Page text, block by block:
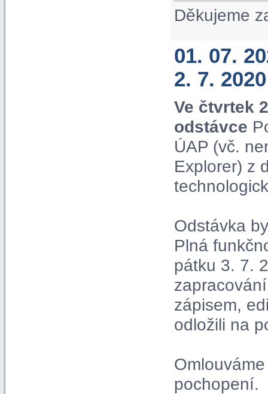
Děkujeme
01. 07.
2. 7. 2020
Ve čtvrtek
odstávce
ÚAP (vč.
Explorer) z
Odstávka
Plná
pátku 3. 7.
zápisem,
odložili na
pochopení.